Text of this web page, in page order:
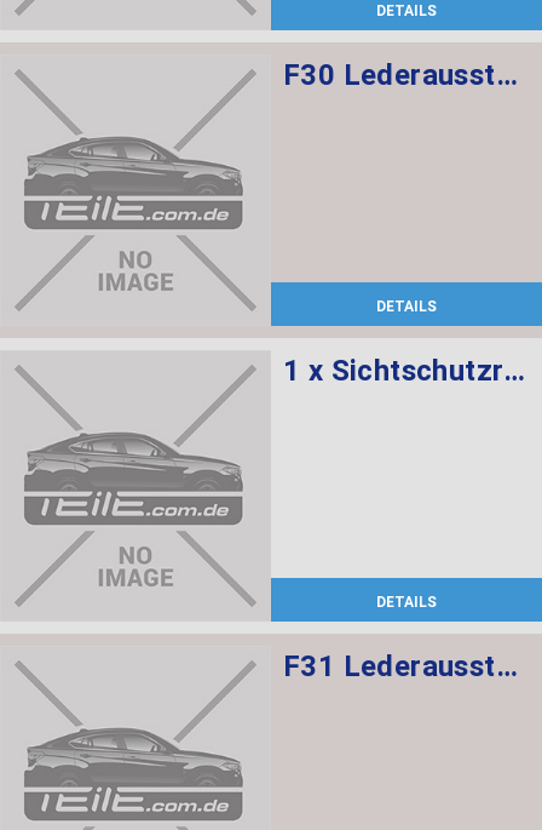
DETAILS
F30 Lederausstattung, Sportsitze, elekt. verstellbar mit memory, Sitzheizung vorne
DETAILS
1 x Sichtschutzrollo, 1 x Netzrollo
DETAILS
F31 Lederausstattung, Sportsitze mit Sitzheizung vorne,